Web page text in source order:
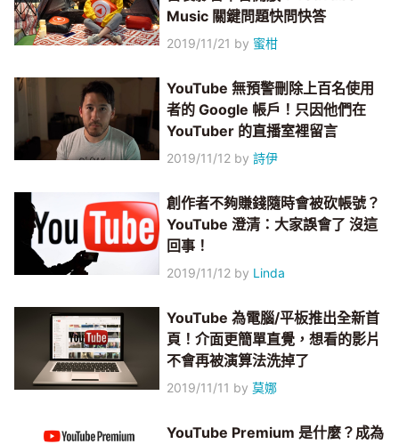
Music 關鍵問題快問快答
2019/11/21 by 蜜柑
YouTube 無預警刪除上百名使用
者的 Google 帳戶！只因他們在
YouTuber 的直播室裡留言
2019/11/12 by詩伊
創作者不夠賺錢隨時會被砍帳號？
YouTube 澄清：大家誤會了 沒這
回事！
2019/11/12 by Linda
YouTube 為電腦/平板推出全新首
頁！介面更簡單直覺，想看的影片
不會再被演算法洗掉了
2019/11/11 by莫娜
YouTube Premium 是什麼？成為